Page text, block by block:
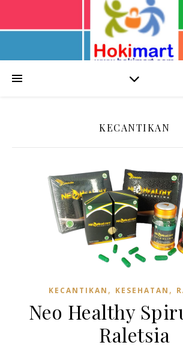
KECANTIKAN
KECANTIKAN , KESEHATAN ,
Neo Healthy
Raletsia